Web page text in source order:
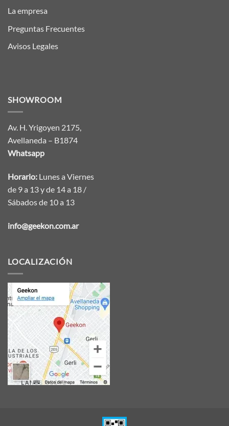
La empresa
Preguntas Frecuentes
Avisos Legales
SHOWROOM
Av. H. Yrigoyen 2175,
Avellaneda – B1874
Whatsapp
Horario: Lunes a Viernes
de 9 a 13 y de 14 a 18 /
Sábados de 10 a 13
info@geekon.com.ar
LOCALIZACIÓN